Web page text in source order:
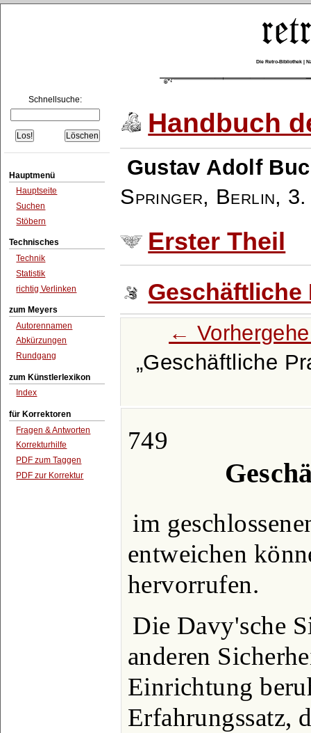
Die Retro-Bibliothek |
Schnellsuche:
Hauptmenü
Hauptseite
Suchen
Stöbern
Technisches
Technik
Statistik
richtig Verlinken
zum Meyers
Autorennamen
Abkürzungen
Rundgang
zum Künstlerlexikon
Index
für Korrektoren
Fragen & Antworten
Korrekturhilfe
PDF zum Taggen
PDF zur Korrektur
Handbuch
Gustav Adolf
Springer, Berlin,
Erster Theil
Geschäftliche
←
Geschäftliche
749
im
entweichen
hervorrufen.
Die Davy'sche
anderen
Einrichtung
Erfahrungssatz,